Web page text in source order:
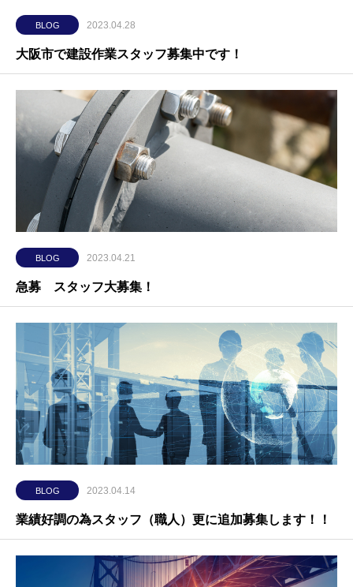
BLOG 2023.04.28
大阪市で建設作業スタッフ募集中です！
BLOG 2023.04.21
急募 スタッフ大募集！
BLOG 2023.04.14
業績好調の為スタッフ（職人）更に追加募集します！！